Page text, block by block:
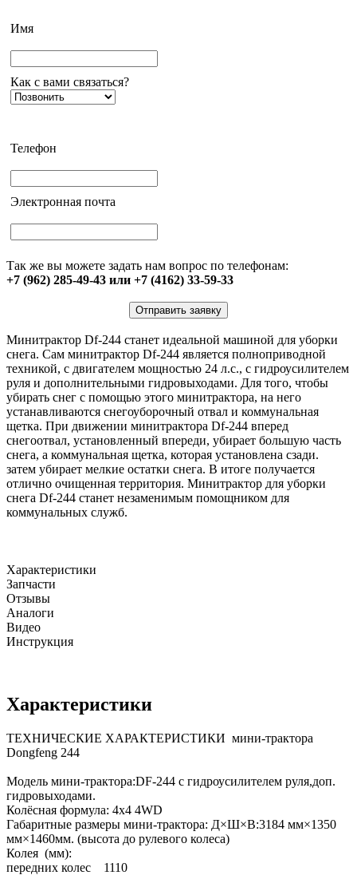
Имя
Как с вами связаться?
Телефон
Электронная почта
Так же вы можете задать нам вопрос по телефонам:
+7 (962) 285-49-43 или +7 (4162) 33-59-33
Отправить заявку
Минитрактор Df-244 станет идеальной машиной для уборки
снега. Сам минитрактор Df-244 является полноприводной
техникой, с двигателем мощностью 24 л.с., с гидроусилителем
руля и дополнительными гидровыходами. Для того, чтобы
убирать снег с помощью этого минитрактора, на него
устанавливаются снегоуборочный отвал и коммунальная
щетка. При движении минитрактора Df-244 вперед
снегоотвал, установленный впереди, убирает большую часть
снега, а коммунальная щетка, которая установлена сзади.
затем убирает мелкие остатки снега. В итоге получается
отлично очищенная территория. Минитрактор для уборки
снега Df-244 станет незаменимым помощником для
коммунальных служб.
Характеристики
Запчасти
Отзывы
Аналоги
Видео
Инструкция
Характеристики
ТЕХНИЧЕСКИЕ ХАРАКТЕРИСТИКИ мини-трактора
Dongfeng 244
Модель мини-трактора:DF-244 с гидроусилителем руля,доп.
гидровыходами.
Колёсная формула: 4x4 4WD
Габаритные размеры мини-трактора: Д×Ш×В:3184 мм×1350
мм×1460мм. (высота до рулевого колеса)
Колея (мм):
передних колес 1110